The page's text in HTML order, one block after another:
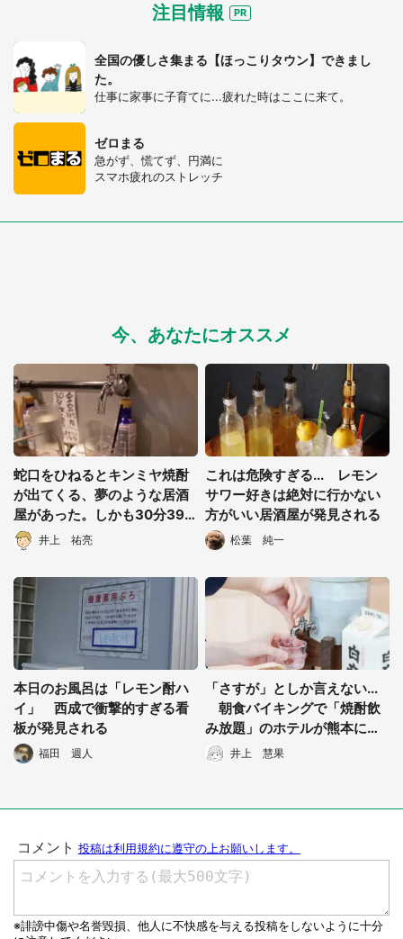
都道府選択
注目情報
全国の優しさ集まる【ほっこりタウン】できまし
た。
仕事に家事に子育てに...疲れた時はここに来て。
ゼロまる
急がず、慌てず、円満に
スマホ疲れのストレッチ
今、あなたにオススメ
蛇口をひねるとキンミヤ焼酎
が出てくる、夢のような居酒
屋があった。しかも30分399
円で飲み放題
井上 祐亮
これは危険すぎる... レモン
サワー好きは絶対に行かない
方がいい居酒屋が発見される
松葉 純一
本日のお風呂は「レモン酎ハ
イ」 西成で衝撃的すぎる看
板が発見される
福田 週人
「さすが」としか言えない...
朝食バイキングで「焼酎飲
み放題」のホテルが熊本にあ
った井上 慧果